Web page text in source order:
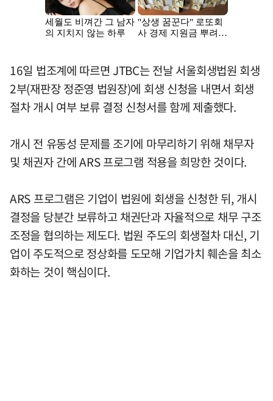
16일 법조계에 따르면 JTBC는 전날 서울회생법원 회생
2부(재판장 정준영 법원장)에 회생 신청을 내면서 회생
절차 개시 여부 보류 결정 신청서를 함께 제출했다.
개시 전 유동성 문제를 조기에 마무리하기 위해 채무자
및 채권자 간에 ARS 프로그램 적용을 희망한 것이다.
ARS 프로그램은 기업이 법원에 회생을 신청한 뒤, 개시
결정을 당분간 보류하고 채권단과 자율적으로 채무 구조
조정을 협의하는 제도다. 법원 주도의 회생절차 대신, 기
업이 주도적으로 정상화를 도모해 기업가치 훼손을 최소
화하는 것이 핵심이다.